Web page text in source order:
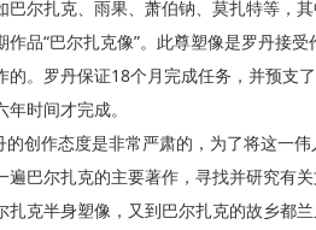
巴尔扎克、雨果、萧伯钠、莫扎特等，
作品“巴尔扎克像”。此尊塑像是罗丹接
的。罗丹保证18个月完成任务，并预支
年时间才完成。
的创作态度是非常严肃的，为了将这一
遍巴尔扎克的主要著作，寻找并研究有
扎克半身塑像，又到巴尔扎克的故乡都